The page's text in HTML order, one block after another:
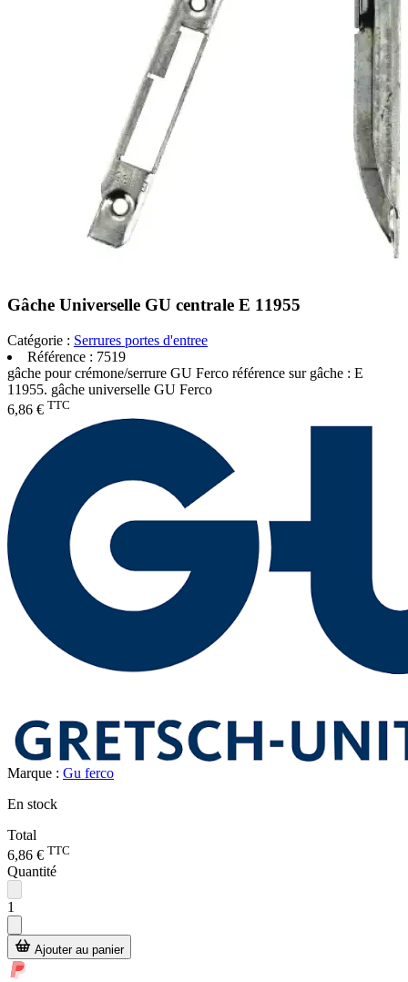
Gâche Universelle GU centrale E 11955
Catégorie : Serrures portes d'entree
Référence : 7519
gâche pour crémone/serrure GU Ferco référence sur gâche : E
6,86 € TTC
Marque : Gu ferco
En stock
Total
6,86 € TTC
Quantité
1
Ajouter au panier